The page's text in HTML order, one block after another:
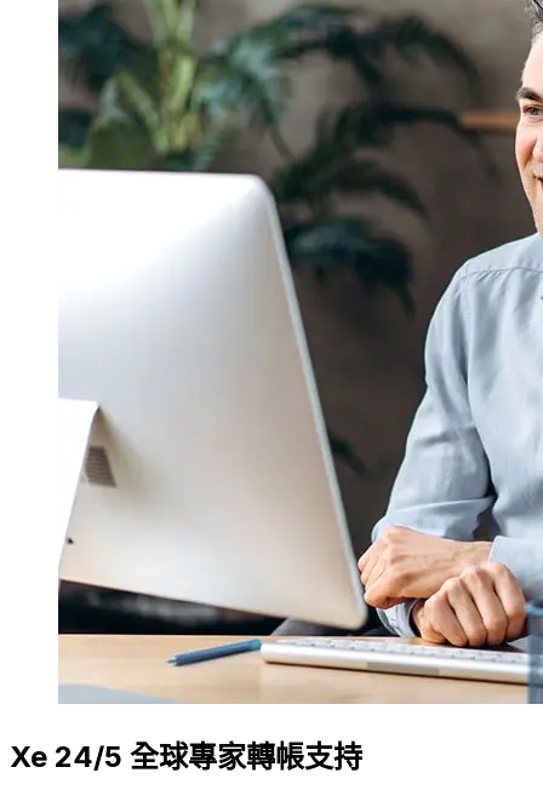
Xe 24/5 全球專家轉帳支持